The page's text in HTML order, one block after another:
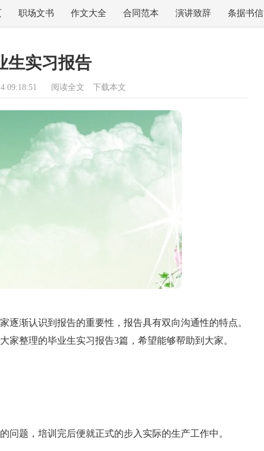
职场文书 作文大全 合同范本 演讲致辞 条据书信
生实习报告
09:18:51 阅读全文 下载本文
逐渐认识到报告的重要性，报告具有双向沟通性的特点。
家整理的毕业生实习报告3篇，希望能够帮助到大家。
问题，培训完后便就正式的步入实际的生产工作中。